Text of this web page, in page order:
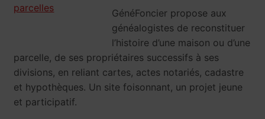
GénéFoncier propose aux
généalogistes de reconstituer
l’histoire d’une maison ou d’une
parcelle, de ses propriétaires successifs à ses
divisions, en reliant cartes, actes notariés, cadastre
et hypothèques. Un site foisonnant, un projet jeune
et participatif.